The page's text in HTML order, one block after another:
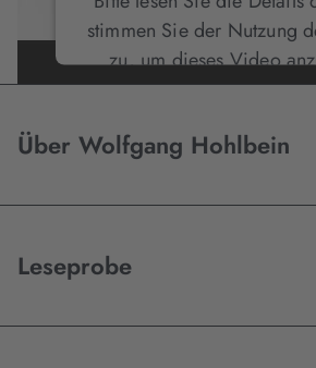
stimmen Sie der Nutzung
zu, um dieses Video
Mehr Informationen
Akzeptieren
Über Wolfgang Hohlbein
Leseprobe